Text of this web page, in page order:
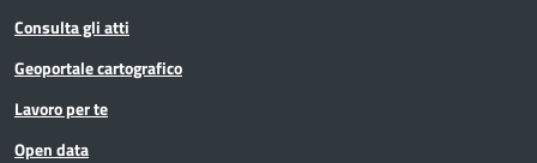
Consulta gli atti
Geoportale cartografico
Lavoro per te
Open data